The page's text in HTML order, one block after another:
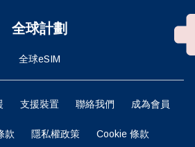
全球計劃
全球eSIM
支援裝置 聯絡我們 成為會員
款 隱私權政策 Cookie 條款